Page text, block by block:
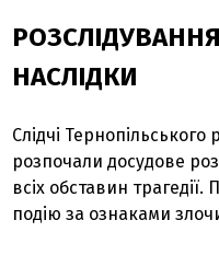
НАСЛІДКИ
Слідчі Тернопільського
розпочали досудове
всіх обставин
подію за ознаками